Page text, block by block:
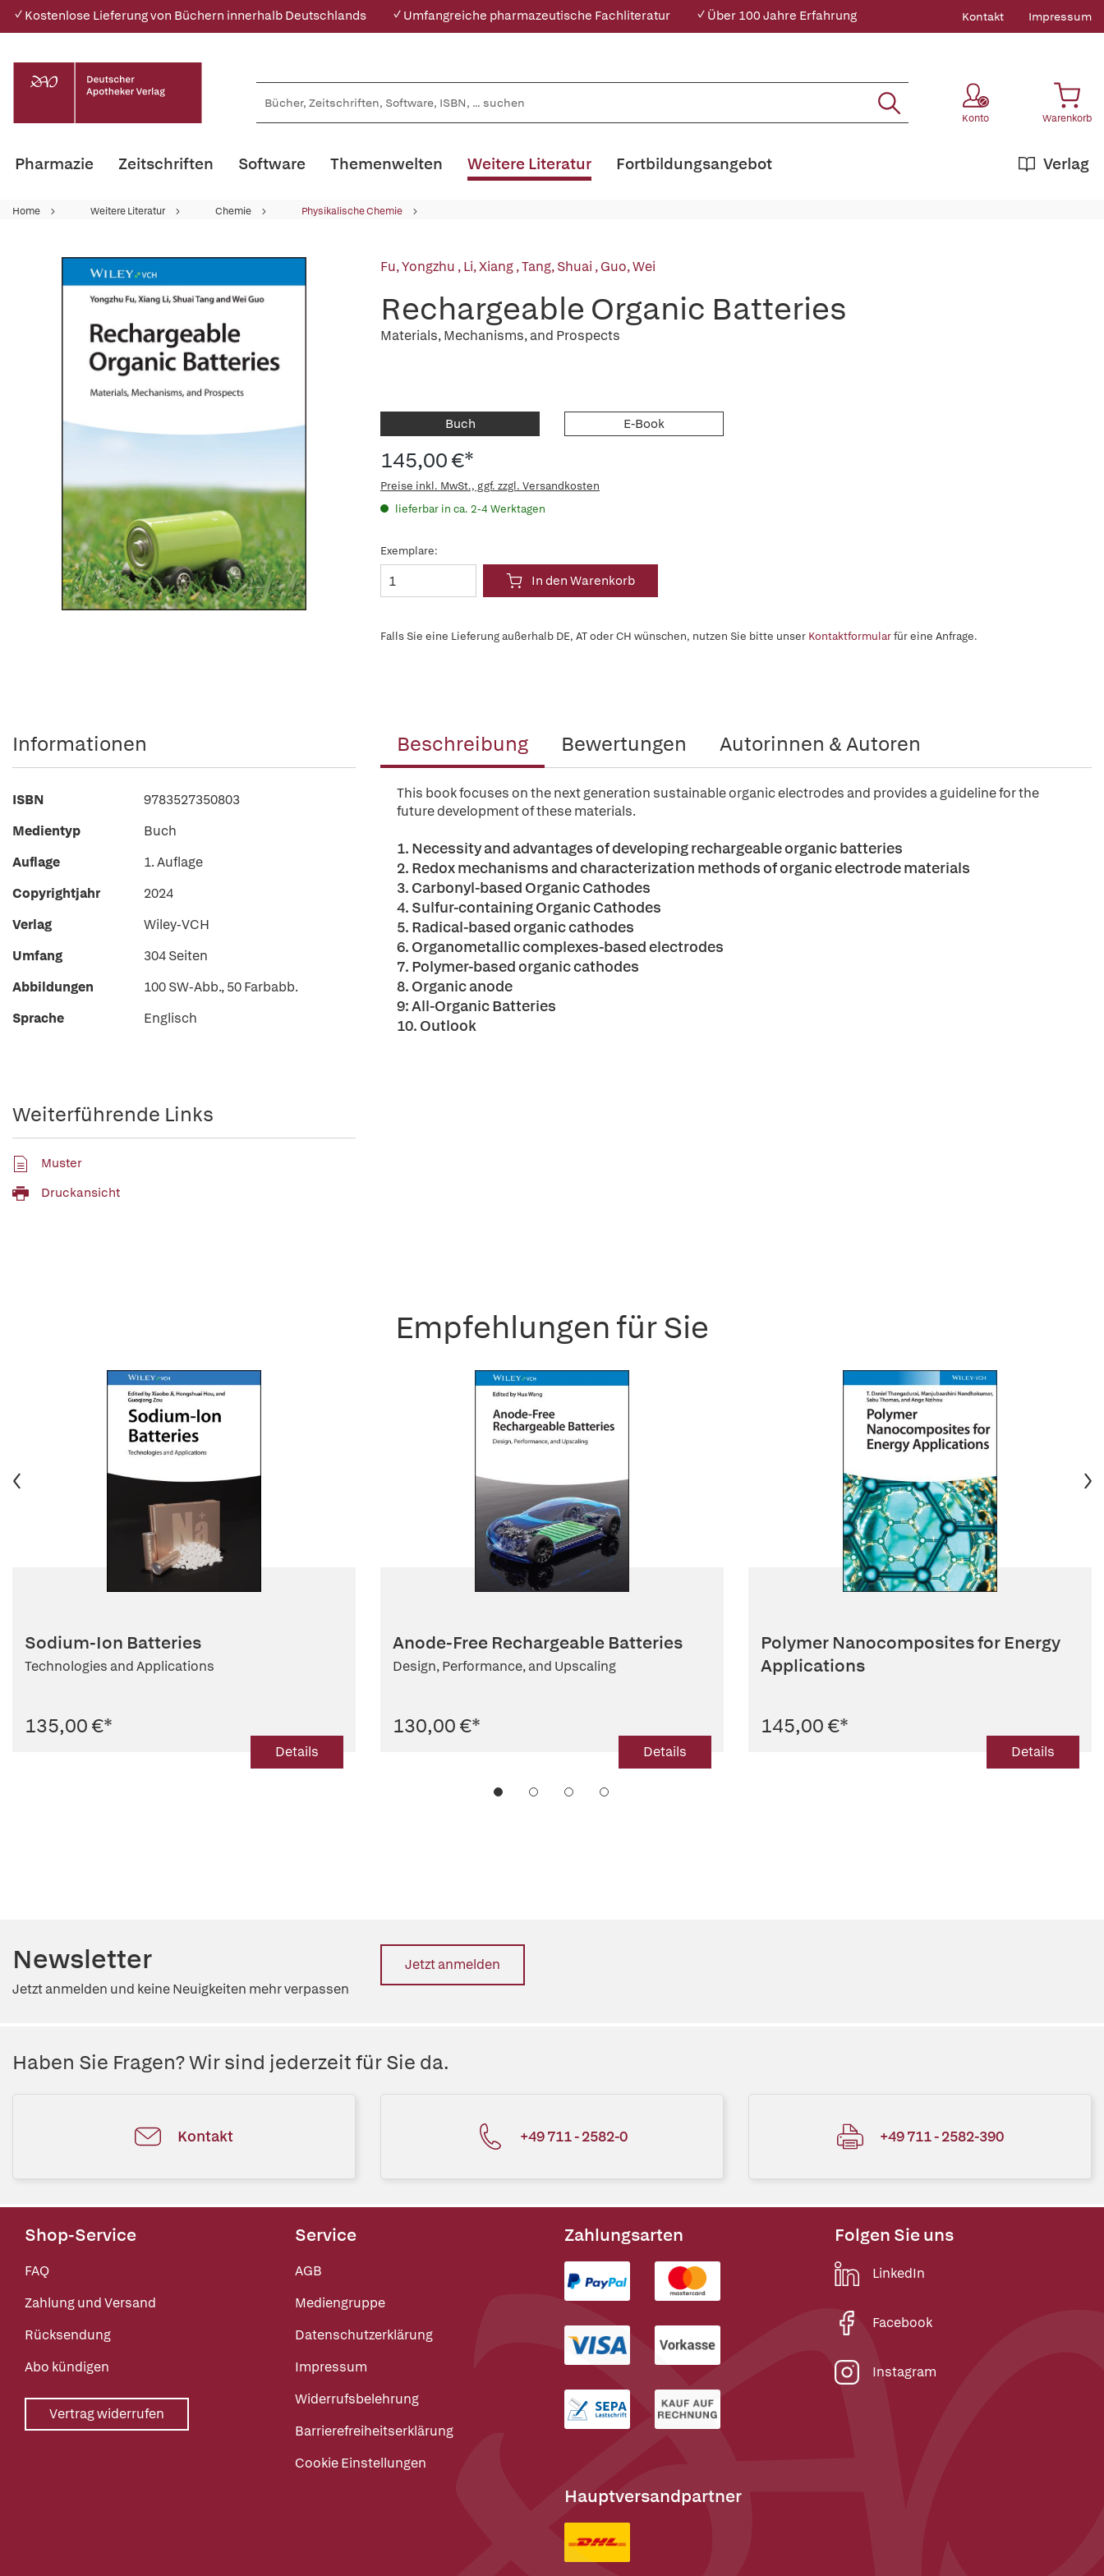
✓ Kostenlose Lieferung von Büchern innerhalb Deutschlands ✓ Umfangreiche pharmazeutische Fachliteratur ✓ Über 100 Jahre Erfahrung Kontakt Impressum
Konto Warenkorb
Pharmazie Zeitschriften Software Themenwelten Weitere Literatur Verlag
Fortbildungsangebot
Home Weitere Literatur Chemie Physikalische Chemie
Fu, Yongzhu ,Li, Xiang,Tang, Shuai,Guo, Wei
Rechargeable Organic Batteries
Materials, Mechanisms, and Prospects
Buch E-Book
145,00 €*
Preise inkl. MwSt., ggf. zzgl. Versandkosten
lieferbar in ca. 2-4 Werktagen
Exemplare:
In den Warenkorb
Falls Sie eine Lieferung außerhalb DE, AT oder CH wünschen, nutzen Sie bitte unser Kontaktformularfür eine Anfrage.
Beschreibung Bewertungen Autorinnen & Autoren
This book focuses on the next generation sustainable organic electrodes and provides a guideline for the
future development of these materials.
1. Necessity and advantages of developing rechargeable organic batteries
2. Redox mechanisms and characterization methods of organic electrode materials
3. Carbonyl-based Organic Cathodes
4. Sulfur-containing Organic Cathodes
5. Radical-based organic cathodes
6. Organometallic complexes-based electrodes
7. Polymer-based organic cathodes
8. Organic anode
9: All-Organic Batteries
10. Outlook
Informationen
ISBN
9783527350803
Medientyp
Buch
Auflage
1. Auflage
Copyrightjahr
2024
Verlag
Wiley-VCH
Umfang
304 Seiten
Abbildungen
100 SW-Abb., 50 Farbabb.
Sprache
Englisch
Weiterführende Links
Muster
Druckansicht
Empfehlungen für Sie
Sodium-Ion Batteries
Technologies and Applications
135,00 €*
Details
Anode-Free Rechargeable Batteries
Design, Performance, and Upscaling
130,00 €*
Details
Polymer Nanocomposites for Energy
Applications
145,00 €*
Details
Newsletter
Jetzt anmelden und keine Neuigkeiten mehr verpassen
Jetzt anmelden
Haben Sie Fragen? Wir sind jederzeit für Sie da.
Kontakt +49 711 - 2582-0 +49 711 - 2582-390
Shop-Service
FAQ
Zahlung und Versand
Rücksendung
Abo kündigen
Vertrag widerrufen
Service
AGB
Mediengruppe
Datenschutzerklärung
Impressum
Widerrufsbelehrung
Barrierefreiheitserklärung
Cookie Einstellungen
Zahlungsarten
Hauptversandpartner
Folgen Sie uns
LinkedIn
Facebook
Instagram